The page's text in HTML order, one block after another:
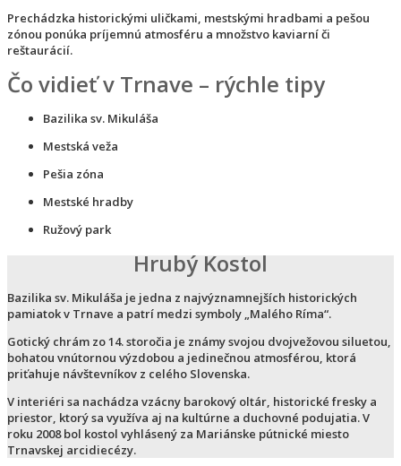
Prechádzka historickými uličkami, mestskými hradbami a pešou
zónou ponúka príjemnú atmosféru a množstvo kaviarní či
reštaurácií.
Čo vidieť v Trnave – rýchle tipy
Bazilika sv. Mikuláša
Mestská veža
Pešia zóna
Mestské hradby
Ružový park
Hrubý Kostol
Bazilika sv. Mikuláša je jedna z najvýznamnejších historických
pamiatok v Trnave a patrí medzi symboly „Malého Ríma“.
Gotický chrám zo 14. storočia je známy svojou dvojvežovou siluetou,
bohatou vnútornou výzdobou a jedinečnou atmosférou, ktorá
priťahuje návštevníkov z celého Slovenska.
V interiéri sa nachádza vzácny barokový oltár, historické fresky a
priestor, ktorý sa využíva aj na kultúrne a duchovné podujatia. V
roku 2008 bol kostol vyhlásený za Mariánske pútnické miesto
Trnavskej arcidiecézy.